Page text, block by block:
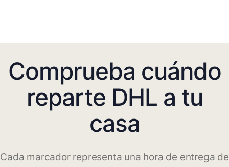
Comprueba cuándo
reparte DHL a tu
casa
Cada marcador representa una hora de entrega de